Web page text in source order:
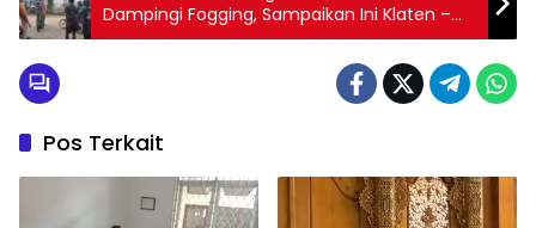
Dampingi Fogging, Sampaikan Ini Klaten –
Babinsa Desa Mireng dari Koramil 19/Trucuk
Kodim 0723/Klaten, Serda Suranto
mendampingi kegiatan fogging lanjutan
yang dilaksanakan oleh petugas Dinas
Kesehatan Kabupaten Klaten. Kegiatan ini
bertujuan untuk mencegah penyebaran
penyakit Demam Berdarah Dengue (DBD).
Kegiatan fogging lanjutan tersebut
dilakukan di Dukuh Mluweh Desa Mireng
Pos Terkait